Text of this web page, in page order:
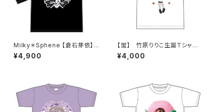
Milky✳︎Sphene 【倉石芽依】生
誕祭ロンT S〜XLサイズ
¥4,900
【蛍】 竹原りりこ生誕Ｔシャツ
M〜XLサイズ
¥4,000